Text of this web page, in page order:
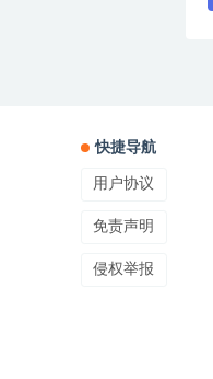
快捷导航
用户协议
免责声明
侵权举报